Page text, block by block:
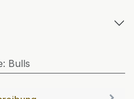
: Bulls